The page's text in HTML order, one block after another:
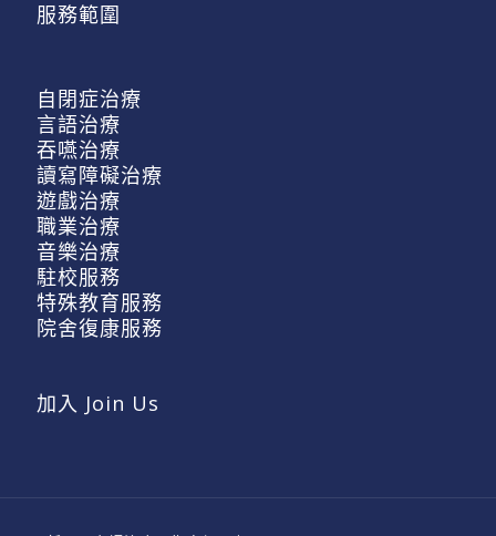
服務範圍
自閉症治療
言語治療
吞嚥治療
讀寫障礙治療
遊戲治療
職業治療
音樂治療
駐校服務
特殊教育服務
院舍復康服務
加入 Join Us